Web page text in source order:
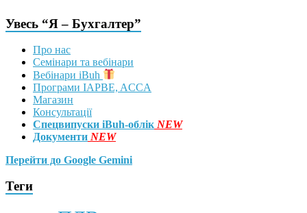
Увесь “Я – Бухгалтер”
Про нас
Семінари та вебінари
Вебінари iBuh
Програми IAPBE, ACCA
Магазин
Консультації
Спецвипуски iBuh-облік NEW
Документи NEW
Перейти до Google Gemini
Теги